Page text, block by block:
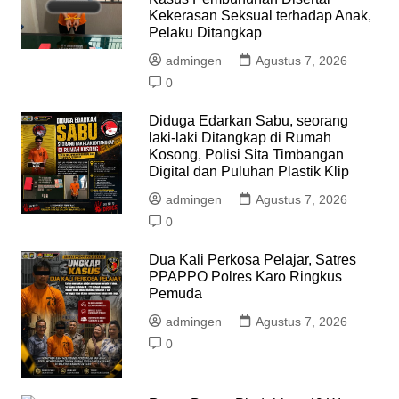
Kekerasan Seksual terhadap Anak,
Pelaku Ditangkap
admingen
Agustus 7, 2026
0
Diduga Edarkan Sabu, seorang
laki-laki Ditangkap di Rumah
Kosong, Polisi Sita Timbangan
Digital dan Puluhan Plastik Klip
admingen
Agustus 7, 2026
0
Dua Kali Perkosa Pelajar, Satres
PPAPPO Polres Karo Ringkus
Pemuda
admingen
Agustus 7, 2026
0